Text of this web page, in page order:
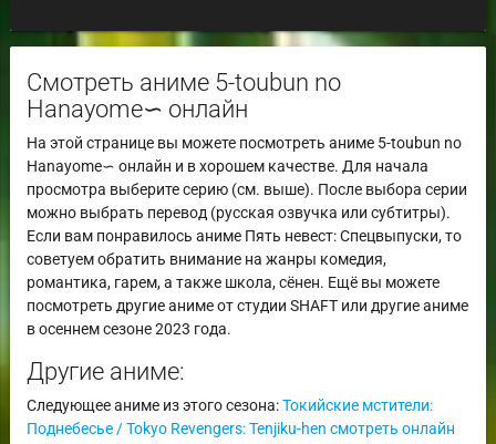
Смотреть аниме 5-toubun no
Hanayome∽ онлайн
На этой странице вы можете посмотреть аниме 5-toubun no
Hanayome∽ онлайн и в хорошем качестве. Для начала
просмотра выберите серию (см. выше). После выбора серии
можно выбрать перевод (русская озвучка или субтитры).
Если вам понравилось аниме Пять невест: Спецвыпуски, то
советуем обратить внимание на жанры комедия,
романтика, гарем, а также школа, сёнен. Ещё вы можете
посмотреть другие аниме от студии SHAFT или другие аниме
в осеннем сезоне 2023 года.
Другие аниме:
Следующее аниме из этого сезона:Токийские мстители:
Поднебесье / Tokyo Revengers: Tenjiku-hen смотреть онлайн